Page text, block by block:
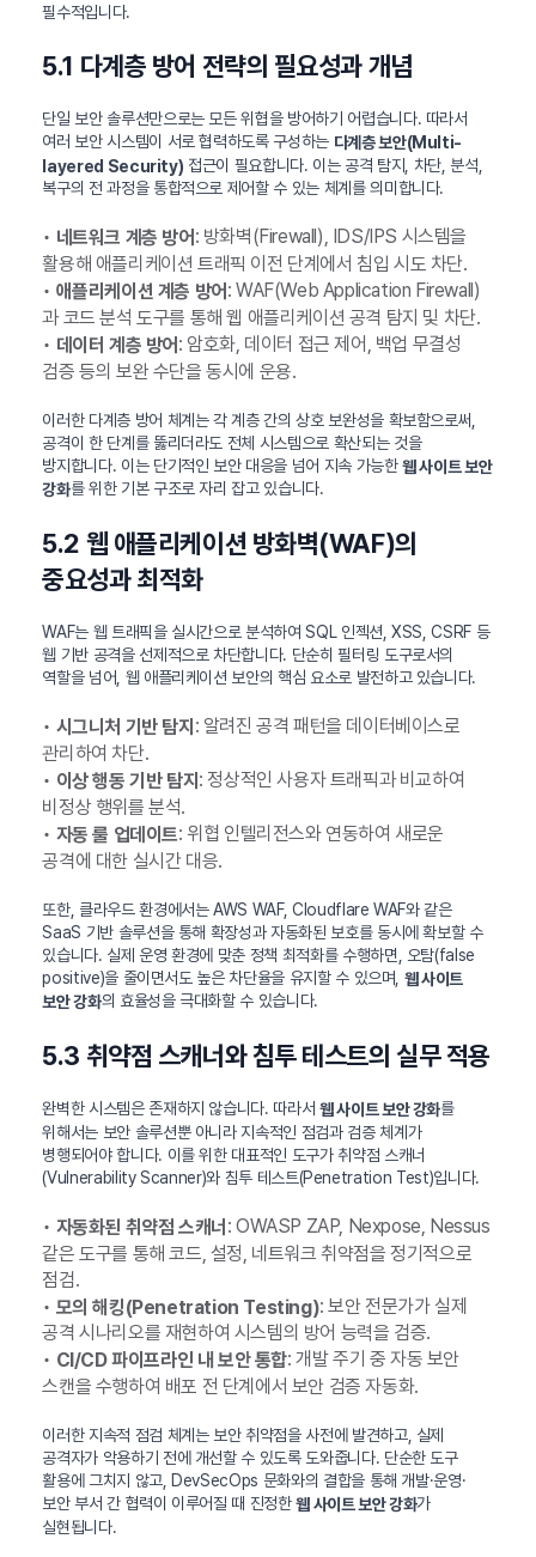
필수적입니다.
5.1 다계층 방어 전략의 필요성과 개념
단일 보안 솔루션만으로는 모든 위협을 방어하기 어렵습니다. 따라서
여러 보안 시스템이 서로 협력하도록 구성하는 다계층 보안(Multi-
layered Security) 접근이 필요합니다. 이는 공격 탐지, 차단, 분석,
복구의 전 과정을 통합적으로 제어할 수 있는 체계를 의미합니다.
• 네트워크 계층 방어 : 방화벽(Firewall), IDS/IPS 시스템을
활용해 애플리케이션 트래픽 이전 단계에서 침입 시도 차단.
• 애플리케이션 계층 방어 : WAF(Web Application Firewall)
과 코드 분석 도구를 통해 웹 애플리케이션 공격 탐지 및 차단.
• 데이터 계층 방어 : 암호화, 데이터 접근 제어, 백업 무결성
검증 등의 보완 수단을 동시에 운용.
이러한 다계층 방어 체계는 각 계층 간의 상호 보완성을 확보함으로써,
공격이 한 단계를 뚫리더라도 전체 시스템으로 확산되는 것을
방지합니다. 이는 단기적인 보안 대응을 넘어 지속 가능한웹 사이트 보안
강화를 위한 기본 구조로 자리 잡고 있습니다.
5.2 웹 애플리케이션 방화벽(WAF)의
중요성과 최적화
WAF는 웹 트래픽을 실시간으로 분석하여 SQL 인젝션, XSS, CSRF 등
웹 기반 공격을 선제적으로 차단합니다. 단순히 필터링 도구로서의
역할을 넘어, 웹 애플리케이션 보안의 핵심 요소로 발전하고 있습니다.
• 시그니처 기반 탐지 : 알려진 공격 패턴을 데이터베이스로
관리하여 차단.
• 이상 행동 기반 탐지 : 정상적인 사용자 트래픽과 비교하여
비정상 행위를 분석.
• 자동 룰 업데이트: 위협 인텔리전스와 연동하여 새로운
공격에 대한 실시간 대응.
또한, 클라우드 환경에서는 AWS WAF, Cloudflare WAF와 같은
SaaS 기반 솔루션을 통해 확장성과 자동화된 보호를 동시에 확보할 수
있습니다. 실제 운영 환경에 맞춘 정책 최적화를 수행하면, 오탐(false
positive)을 줄이면서도 높은 차단율을 유지할 수 있으며, 웹 사이트
보안 강화의 효율성을 극대화할 수 있습니다.
5.3 취약점 스캐너와 침투 테스트의 실무 적용
완벽한 시스템은 존재하지 않습니다. 따라서 웹 사이트 보안 강화를
위해서는 보안 솔루션뿐 아니라 지속적인 점검과 검증 체계가
병행되어야 합니다. 이를 위한 대표적인 도구가 취약점 스캐너
(Vulnerability Scanner)와 침투 테스트(Penetration Test)입니다.
• 자동화된 취약점 스캐너 : OWASP ZAP, Nexpose, Nessus
같은 도구를 통해 코드, 설정, 네트워크 취약점을 정기적으로
점검.
• 모의 해킹(Penetration Testing): 보안 전문가가 실제
공격 시나리오를 재현하여 시스템의 방어 능력을 검증.
• CI/CD 파이프라인 내 보안 통합: 개발 주기 중 자동 보안
스캔을 수행하여 배포 전 단계에서 보안 검증 자동화.
이러한 지속적 점검 체계는 보안 취약점을 사전에 발견하고, 실제
공격자가 악용하기 전에 개선할 수 있도록 도와줍니다. 단순한 도구
활용에 그치지 않고, DevSecOps 문화와의 결합을 통해 개발·운영·
보안 부서 간 협력이 이루어질 때 진정한웹 사이트 보안 강화가
실현됩니다.